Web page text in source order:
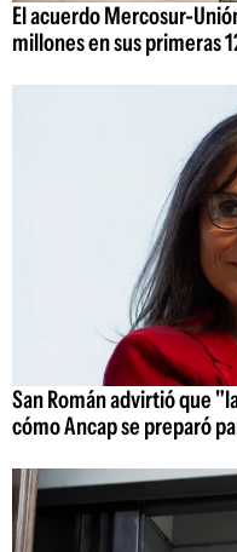
El acuerdo Mercosur-
millones en sus primeras
San Román advirtió que
cómo Ancap se preparó